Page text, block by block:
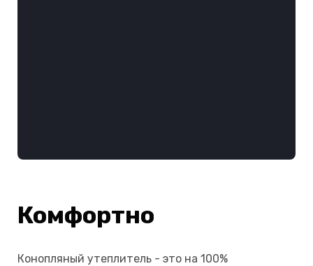
Комфортно
Конопляный утеплитель - это на 100%